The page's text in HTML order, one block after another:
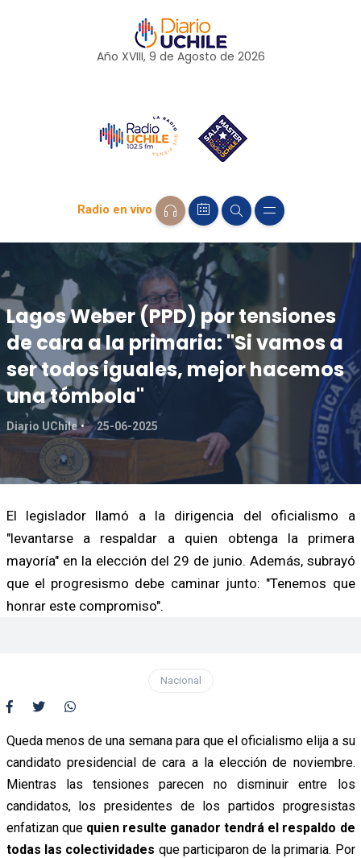
Año XVIII, 9 de Agosto de 2026
Radio en vivo
Lagos Weber (PPD) por tensiones
de cara a la primaria: "Si vamos a
ser todos iguales, mejor hacemos
una tómbola"
Diario UChile 25-06-2025
El legislador llamó a la dirigencia del oficialismo a
"levantarse a respaldar a quien obtenga la primera
mayoría" en la elección del 29 de junio. Además, subrayó
que el progresismo debe caminar junto: "Tenemos que
honrar este compromiso".
Nacional
Queda menos de una semana para que el oficialismo elija a su
candidato presidencial de cara a la elección de noviembre.
Mientras las tensiones parecen no disminuir entre los
candidatos, los presidentes de los partidos progresistas
enfatizan que quien resulte ganador tendrá el respaldo de
todas las colectividades que participaron de la primaria. Por